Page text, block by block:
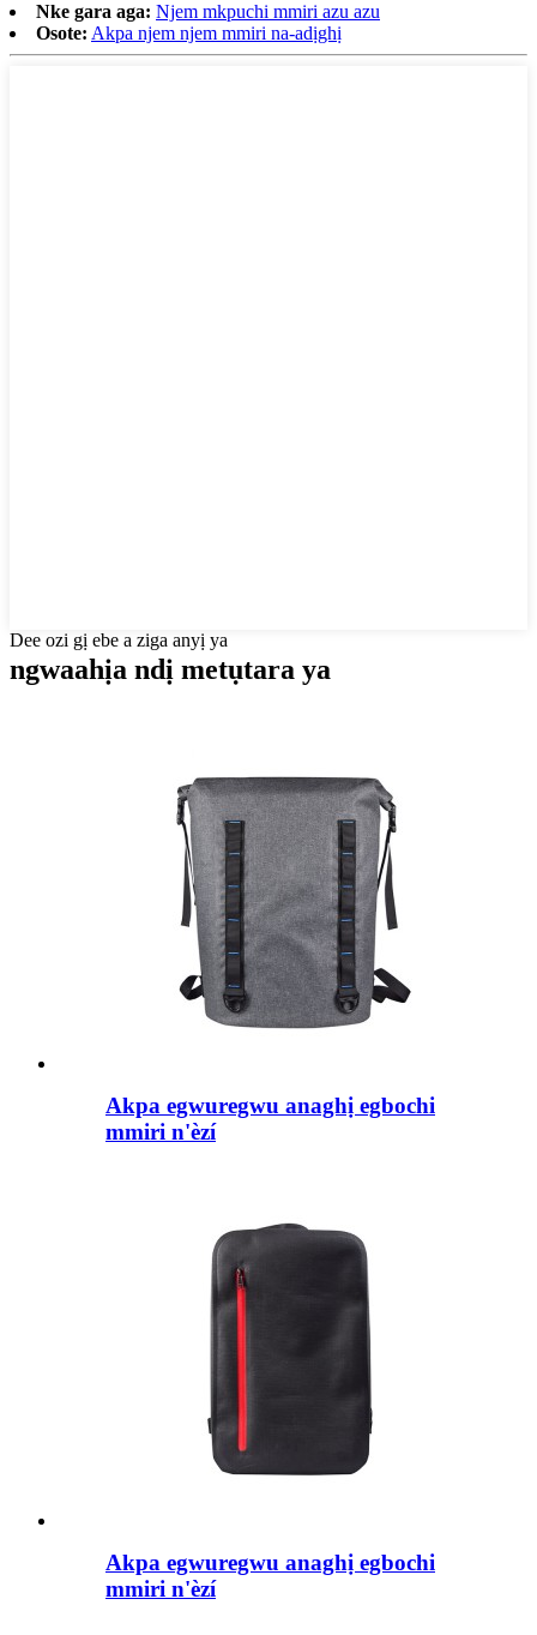
Nke gara aga: Njem mkpuchi mmiri azu azu
Osote: Akpa njem njem mmiri na-adịghị
Dee ozi gị ebe a ziga anyị ya
ngwaahịa ndị metụtara ya
Akpa egwuregwu anaghị egbochi
mmiri n'èzí
Akpa egwuregwu anaghị egbochi
mmiri n'èzí